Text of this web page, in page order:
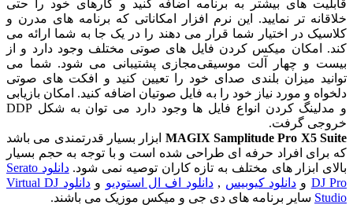
های بیشتر به برنامه اضافه کنید و کارهای خود را حتی
تر نمایید. این نرم افزار امکاناتی که برنامه های مدرن و
در اختیار شما قرار می دهند را در یک جا به شما ارائه می
میکس کردن فایل های صوتی مختلف وجود دارد و از
و چهار آلت موسیقی‌مجازی پشتیبانی می شود. شما می
میزان بلندی صدای خود را تعیین کنید و افکت های صوتی
و مورد نیاز خود را به فایل صوتیان اضافه کنید. امکان بازیابی
و مدلینگ کردن انواع فایل ها وجود دارد می توان به شکل DDP
گرفت.
MAGIX Samplitude Pro X5ابزار بسیار قدرتمندی می باشد
افراد حرفه ای طراحی شده است و با توجه به حجم بسیار
ابزار های مختلف به تازه کاران توصیه نمی شود.
دانلود Serato
و دانلود کیوبیس,دانلود اف ال استودیوو
دانلود Virtual DJ
سایر برنامه های دی جی و میکس موزیک می باشند.